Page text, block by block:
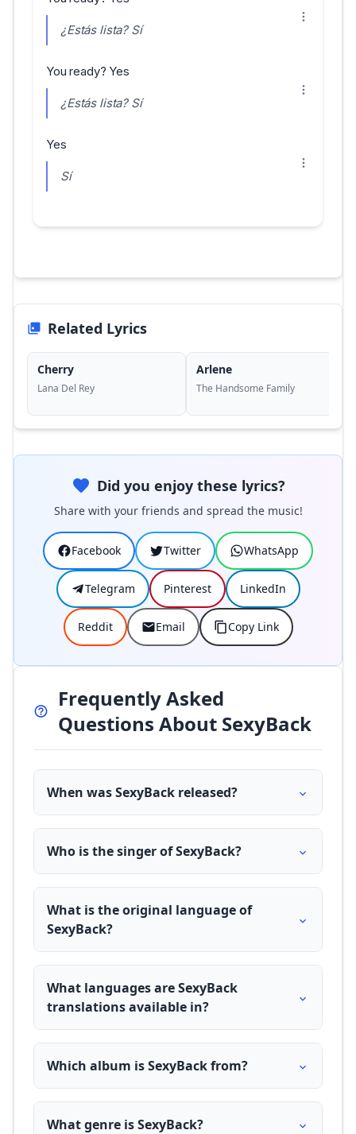
¿Estás lista? Sí
You ready? Yes
¿Estás lista? Sí
Yes
Sí
Related Lyrics
Cherry
Lana Del Rey
Arlene
The Handsome Family
Did you enjoy these lyrics?
Share with your friends and spread the music!
Facebook Twitter WhatsApp
Telegram Pinterest LinkedIn
Reddit Email Copy Link
Frequently Asked
Questions About SexyBack
When was SexyBack released?
Who is the singer of SexyBack?
What is the original language of
SexyBack?
What languages are SexyBack
translations available in?
Which album is SexyBack from?
What genre is SexyBack?